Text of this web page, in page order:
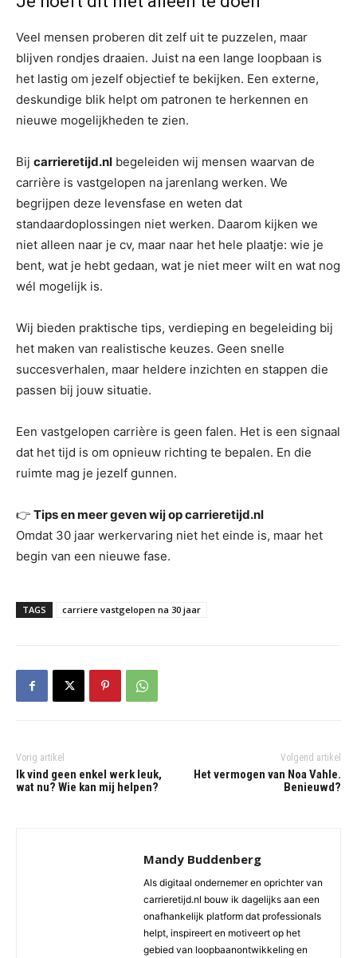
Veel mensen proberen dit zelf uit te puzzelen, maar
blijven rondjes draaien. Juist na een lange loopbaan is
het lastig om jezelf objectief te bekijken. Een externe,
deskundige blik helpt om patronen te herkennen en
nieuwe mogelijkheden te zien.
Bij carrieretijd.nl begeleiden wij mensen waarvan de
carrière is vastgelopen na jarenlang werken. We
begrijpen deze levensfase en weten dat
standaardoplossingen niet werken. Daarom kijken we
niet alleen naar je cv, maar naar het hele plaatje: wie je
bent, wat je hebt gedaan, wat je niet meer wilt en wat nog
wél mogelijk is.
Wij bieden praktische tips, verdieping en begeleiding bij
het maken van realistische keuzes. Geen snelle
succesverhalen, maar heldere inzichten en stappen die
passen bij jouw situatie.
Een vastgelopen carrière is geen falen. Het is een signaal
dat het tijd is om opnieuw richting te bepalen. En die
ruimte mag je jezelf gunnen.
👉 Tips en meer geven wij op carrieretijd.nl
Omdat 30 jaar werkervaring niet het einde is, maar het
begin van een nieuwe fase.
TAGS carriere vastgelopen na 30 jaar
Vorig artikel
Ik vind geen enkel werk leuk,
wat nu? Wie kan mij helpen?
Volgend artikel
Het vermogen van Noa Vahle.
Benieuwd?
Mandy Buddenberg
Als digitaal ondernemer en oprichter van
carrieretijd.nl bouw ik dagelijks aan een
onafhankelijk platform dat professionals
helpt, inspireert en motiveert op het
gebied van loopbaanontwikkeling en